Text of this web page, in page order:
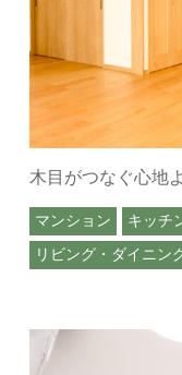
木目がつなぐ心地
マンション キッチ
リビング・ダイニン